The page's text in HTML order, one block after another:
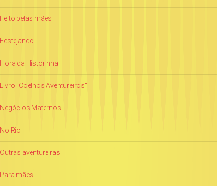
Feito pelas mães
Festejando
Hora da Historinha
Livro "Coelhos Aventureiros"
Negócios Maternos
No Rio
Outras aventureiras
Para mães